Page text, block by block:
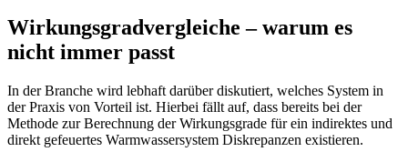
Wirkungsgradvergleiche – warum es
nicht immer passt
In der Branche wird lebhaft darüber diskutiert, welches System in
der Praxis von Vorteil ist. Hierbei fällt auf, dass bereits bei der
Methode zur Berechnung der Wirkungsgrade für ein indirektes und
direkt gefeuertes Warmwassersystem Diskrepanzen existieren.